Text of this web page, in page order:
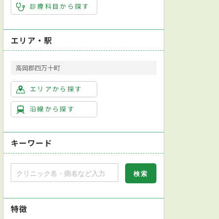
診療科目から探す
エリア・駅
高岡郡四万十町
エリアから探す
沿線から探す
キーワード
特徴